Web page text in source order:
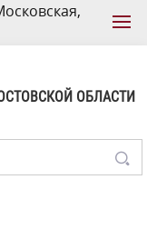
ОБЛАСТИ